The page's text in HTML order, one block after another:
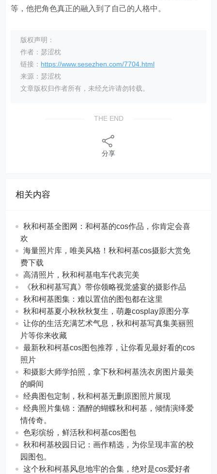
等，他把角色真正的融入到了自己的人格中。
版权声明：
作者：瑟涩枕
链接： https://www.sesezhen.com/7704.html
来源：瑟涩枕
文章版权归作者所有，未经允许请勿转载。
THE END
分享
相关内容
秋和柯基全图网：和柯基的cos作品，你肯定会喜
欢
海量照片库，唯美风格！秋和柯基cos摄影大赏免
费下载
高清照片，秋和柯基电车代表完美
《秋和柯基写真》带你领略视觉盛宴的摄影作品
秋和柯基图集：难以置信的图包都在这里
秋和柯基夏小秋秋秋复生，萌趣cosplay原图分享
让你的生活充满艺术气息，秋和柯基写真集美丽照
片等你来收藏
最新秋和柯基cos图包推荐，让你看见最好看的cos
照片
和摄影大师学拍照，拿下秋和柯基洗衣房图片最美
的瞬间
经典图包定制，秋和柯基无删原图照片展现
经典照片集锦：酒醉的蝴蝶秋和柯基，倾情演绎爱
情传奇。
色彩缤纷，鲜活秋和柯基cos图包
秋和柯基校园日记：画作精选，为你呈现丰富的校
园图包。
这个秋和柯基风息地牢的合集，绝对是cos爱好者